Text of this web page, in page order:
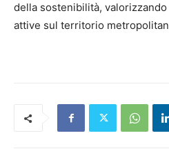
della sostenibilità,
attive sul territorio